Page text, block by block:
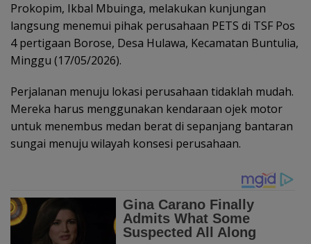
Prokopim, Ikbal Mbuinga, melakukan kunjungan
langsung menemui pihak perusahaan PETS di TSF Pos
4 pertigaan Borose, Desa Hulawa, Kecamatan Buntulia,
Minggu (17/05/2026).
Perjalanan menuju lokasi perusahaan tidaklah mudah.
Mereka harus menggunakan kendaraan ojek motor
untuk menembus medan berat di sepanjang bantaran
sungai menuju wilayah konsesi perusahaan.